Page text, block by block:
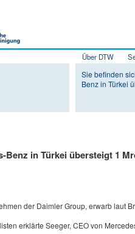
Zum Inhalt
Zum
Über DTW
Sie befinden
Benz in Türkei
Benz in Türkei übersteigt 1
der Daimler Group, erwarb laut
erklärte Seeger, CEO von